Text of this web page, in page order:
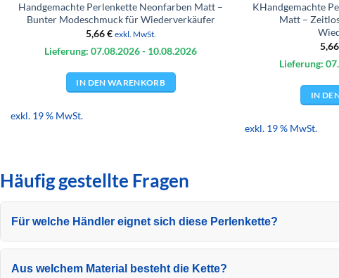
Handgemachte Perlenkette Neonfarben Matt –
Bunter Modeschmuck für Wiederverkäufer
5,66€ exkl. MwSt.
Lieferung: 07.08.2026- 10.08.2026
IN DEN WARENKORB
exkl. 19 % MwSt.
KHandgemachte
Matt –
Lieferung:
IN
exkl. 19 % MwSt.
Häufig gestellte Fragen
Für welche Händler eignet sich diese Perlenkette?
Aus welchem Material besteht die Kette?